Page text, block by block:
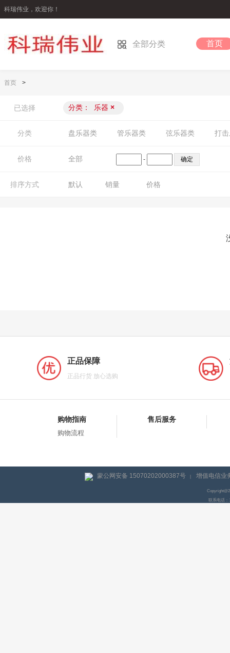
科瑞伟业，欢迎你！
全部分类 首页
首页 >
已选择 分类： 乐器 ×
分类 盘乐器类 管乐器类 弦乐器类 打
价格 全部 -
排序方式 默认 销量 价格
正品保障
正品行货 放心选购
购物指南
购物流程
售后服务
蒙公网安备 15070202000387号 | 增值电信业
联系电话：